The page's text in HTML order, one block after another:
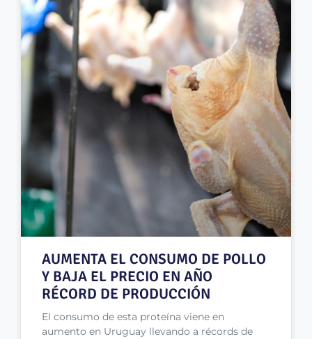
AUMENTA EL CONSUMO DE POLLO
Y BAJA EL PRECIO EN AÑO
RÉCORD DE PRODUCCIÓN
El consumo de esta proteína viene en
aumento en Uruguay llevando a récords de